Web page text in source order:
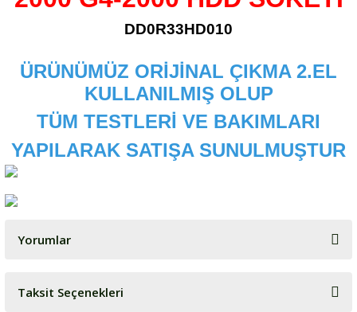
DD0R33HD010
ÜRÜNÜMÜZ ORİJİNAL ÇIKMA 2.EL
KULLANILMIŞ OLUP
TÜM TESTLERİ VE BAKIMLARI
YAPILARAK SATIŞA SUNULMUŞTUR
Yorumlar
Bu ürüne ilk yorumu siz yapın!
Taksit Seçenekleri